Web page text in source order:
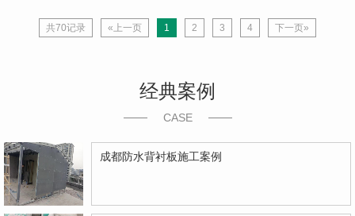
共70记录 «上一页 1 2 3 4 下一页»
经典案例
CASE
成都防水背衬板施工案例